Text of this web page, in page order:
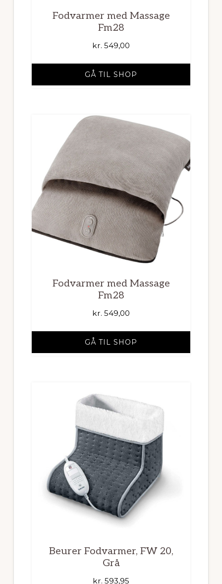
Fodvarmer med Massage
Fm28
kr. 549,00
GÅ TIL SHOP
Fodvarmer med Massage
Fm28
kr. 549,00
GÅ TIL SHOP
Beurer Fodvarmer, FW 20,
Grå
kr. 593,95